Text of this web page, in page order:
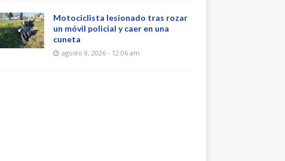
Motociclista lesionado tras rozar
un móvil policial y caer en una
cuneta
agosto 8, 2026 - 12:06 am